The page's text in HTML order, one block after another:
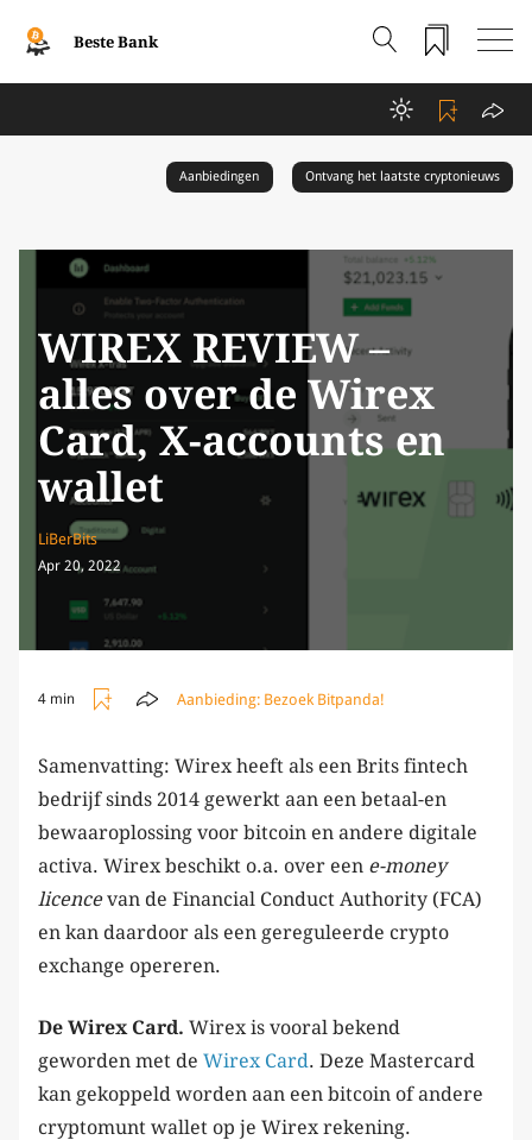
Beste Bank
Aanbiedingen Ontvang het laatste cryptonieuws
WIREX REVIEW –
alles over de Wirex
Card, X-accounts en
wallet
LiBerBits
Apr 20, 2022
4 min Aanbieding: Bezoek Bitpanda!
Samenvatting: Wirex heeft als een Brits fintech
bedrijf sinds 2014 gewerkt aan een betaal-en
bewaaroplossing voor bitcoin en andere digitale
activa. Wirex beschikt o.a. over een e-money
licencevan de Financial Conduct Authority (FCA)
en kan daardoor als een gereguleerde crypto
exchange opereren.
De Wirex Card. Wirex is vooral bekend
geworden met de Wirex Card. Deze Mastercard
kan gekoppeld worden aan een bitcoin of andere
cryptomunt wallet op je Wirex rekening.